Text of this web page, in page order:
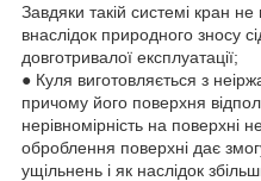
Завдяки такій системі кран не
внаслідок природного зносу
довготривалої експлуатації;
● Куля виготовляється з
причому його поверхня
нерівномірність на
оброблення поверхні дає
ущільнень і як наслідок